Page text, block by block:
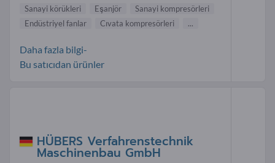
Sanayi körükleri
Eşanjör
Sanayi kompresörleri
Endüstriyel fanlar
Cıvata kompresörleri ...
Daha fazla bilgi-
Bu satıcıdan ürünler
HÜBERS Verfahrenstechnik
Maschinenbau GmbH